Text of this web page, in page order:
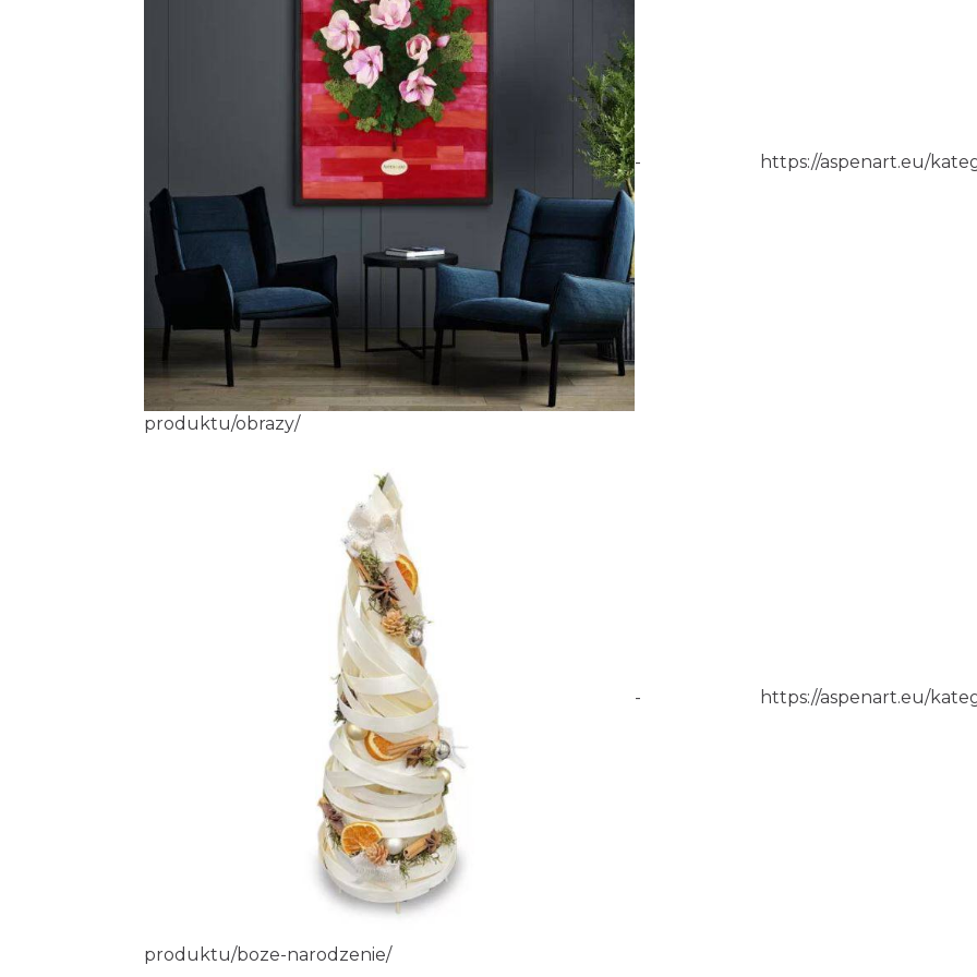
- https://aspenart.eu/
produktu/obrazy/
- https://aspenart.eu/
produktu/boze-narodzenie/